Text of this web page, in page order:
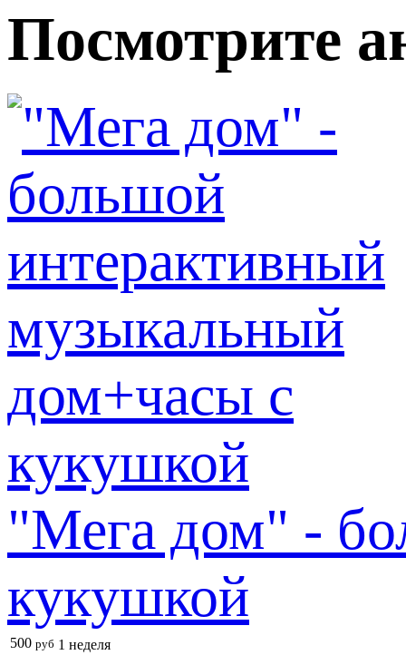
Посмотрите
"Мега дом" -
кукушкой
500 руб 1 неделя